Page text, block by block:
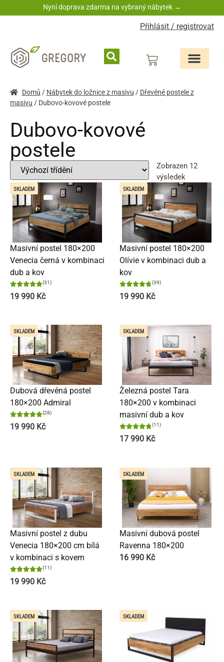
Nyní doprava zdarma na vybraný nábytek →
Přihlásit / registrovat
Domů / Nábytek do ložnice z masivu / Dřevěné postele z
masivu / Dubovo‑kovové postele
Dubovo‑kovové
postele
Zobrazen 12
výsledek
SKLADEM
Masivní postel 180×200
Venecia černá v kombinaci
dub a kov
(31)
19 990 Kč
SKLADEM
Masivní postel 180×200
Olívie v kombinaci dub a
kov
(39)
19 990 Kč
SKLADEM
Dubová dřevěná postel
180×200 Admiral
(28)
19 990 Kč
SKLADEM
Železná postel Tara
180×200 v kombinaci
masivní dub a kov
(11)
17 990 Kč
SKLADEM
Masivní postel z dubu
Venecia 180×200 cm bílá
v kombinaci s kovem
(11)
19 990 Kč
SKLADEM
Masivní dubová postel
Ravenna 180×200
16 990 Kč
SKLADEM SKLADEM